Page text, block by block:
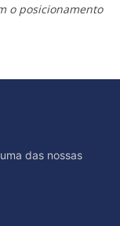
o posicionamento
das nossas